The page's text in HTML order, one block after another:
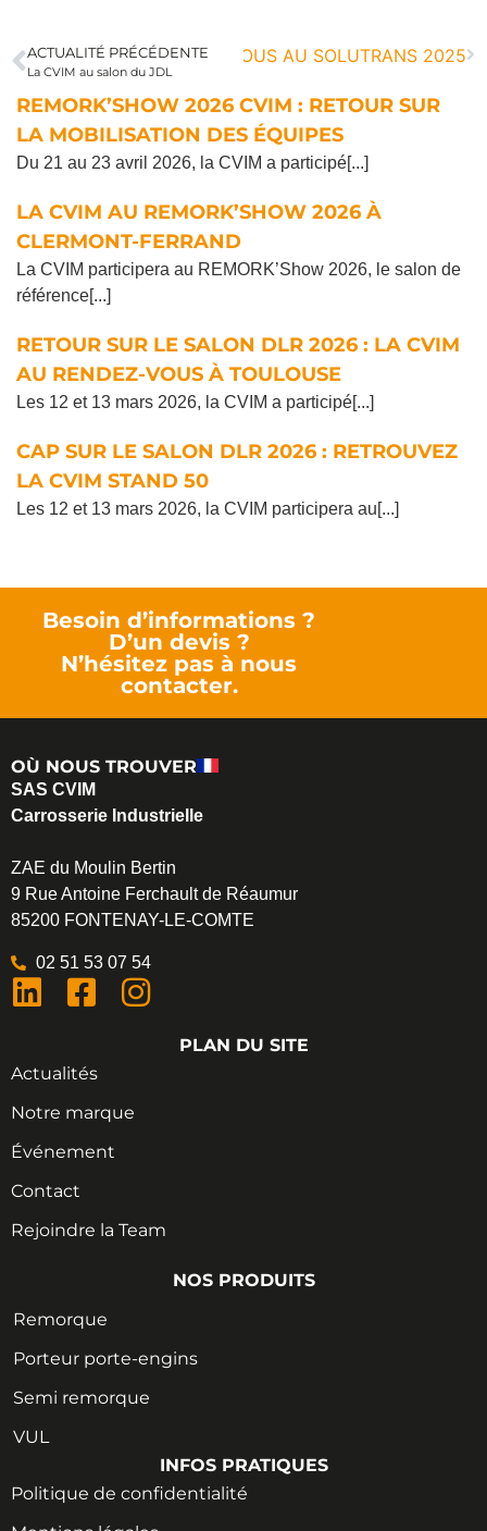
ACTUALITÉ PRÉCÉDENTE
La CVIM au salon du JDL
VOUS DONNE RENDEZ VOUS AU SOLUTRANS 2025
REMORK’SHOW 2026 CVIM : RETOUR SUR
LA MOBILISATION DES ÉQUIPES
Du 21 au 23 avril 2026, la CVIM a participé[...]
LA CVIM AU REMORK’SHOW 2026 À
CLERMONT-FERRAND
La CVIM participera au REMORK’Show 2026, le salon de
référence[...]
RETOUR SUR LE SALON DLR 2026 : LA CVIM
AU RENDEZ-VOUS À TOULOUSE
Les 12 et 13 mars 2026, la CVIM a participé[...]
CAP SUR LE SALON DLR 2026 : RETROUVEZ
LA CVIM STAND 50
Les 12 et 13 mars 2026, la CVIM participera au[...]
Besoin d’informations ?
D’un devis ?
N’hésitez pas à nous
contacter.
OÙ NOUS TROUVER
SAS CVIM
Carrosserie Industrielle
ZAE du Moulin Bertin
9 Rue Antoine Ferchault de Réaumur
85200 FONTENAY-LE-COMTE
02 51 53 07 54
PLAN DU SITE
Actualités
Notre marque
Événement
Contact
Rejoindre la Team
NOS PRODUITS
Remorque
Porteur porte-engins
Semi remorque
VUL
INFOS PRATIQUES
Politique de confidentialité